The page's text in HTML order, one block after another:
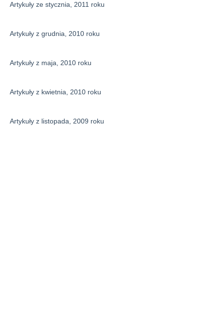
Artykuły ze stycznia, 2011 roku
Artykuły z grudnia, 2010 roku
Artykuły z maja, 2010 roku
Artykuły z kwietnia, 2010 roku
Artykuły z listopada, 2009 roku